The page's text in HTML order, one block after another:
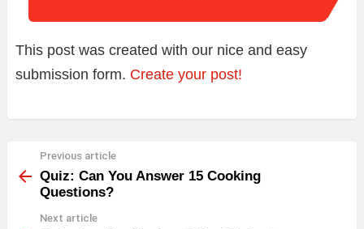
This post was created with our nice and easy
submission form. Create your post!
more
Previous article
Quiz: Can You Answer 15 Cooking
Questions?
Next article